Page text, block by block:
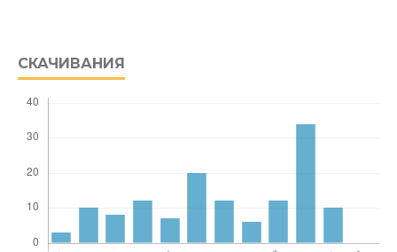
СКАЧИВАНИЯ